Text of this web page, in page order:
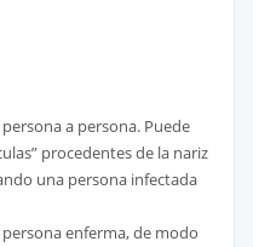
a persona. Puede
procedentes de la nariz
una persona infectada
enferma, de modo